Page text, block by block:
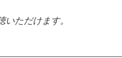
ただけます。